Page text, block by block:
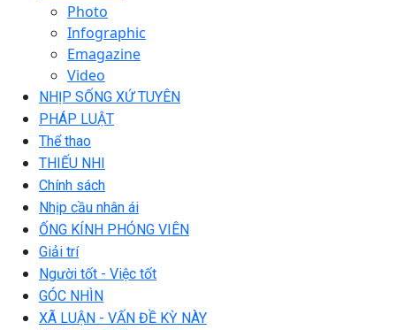
Photo
Infographic
Emagazine
Video
NHỊP SỐNG XỨ TUYÊN
PHÁP LUẬT
Thể thao
THIẾU NHI
Chính sách
Nhịp cầu nhân ái
ỐNG KÍNH PHÓNG VIÊN
Giải trí
Người tốt - Việc tốt
GÓC NHÌN
XÃ LUẬN - VẤN ĐỀ KỲ NÀY